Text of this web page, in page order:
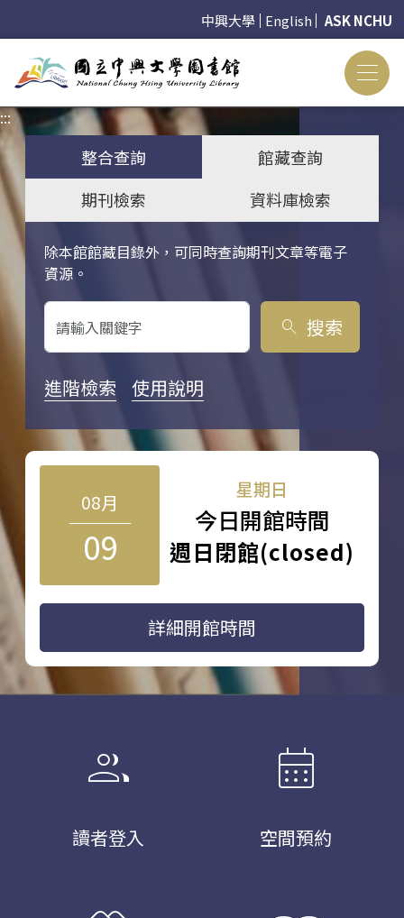
中興大學 English ASK NCHU
:::
整合查詢
館藏查詢
期刊檢索
資料庫檢索
除本館館藏目錄外，可同時查詢期刊文章等電子
資源。
關鍵字搜尋
search 搜索
進階檢索 使用說明
08月
09
星期日
今日開館時間
週日閉館(closed)
詳細開館時間
group
讀者登入
calendar_month
空間預約